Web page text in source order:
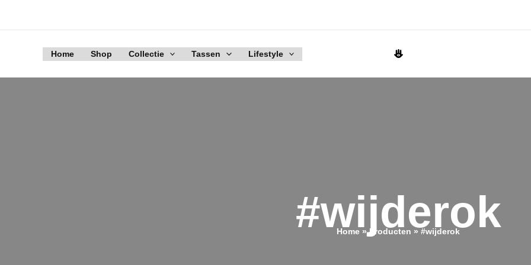
Home Shop Collectie Tassen Lifestyle
#wijderok
Home Producten #wijderok